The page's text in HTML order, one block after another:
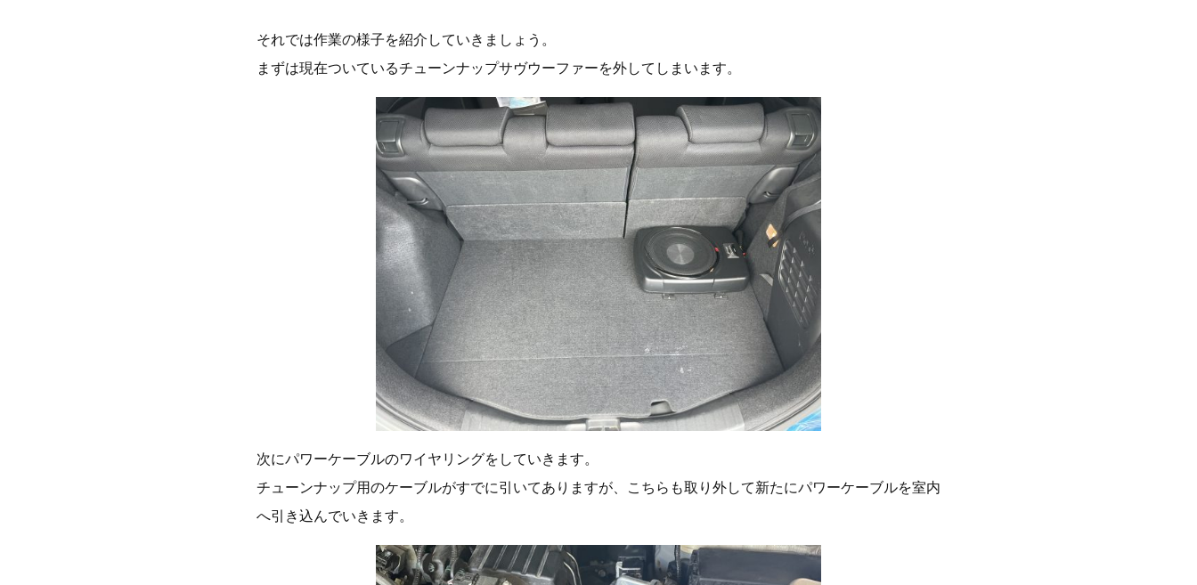
それでは作業の様子を紹介していきましょう。
まずは現在ついているチューンナップサヴウーファーを外してしまいます。
次にパワーケーブルのワイヤリングをしていきます。
チューンナップ用のケーブルがすでに引いてありますが、こちらも取り外して新たにパワーケーブルを室内
へ引き込んでいきます。